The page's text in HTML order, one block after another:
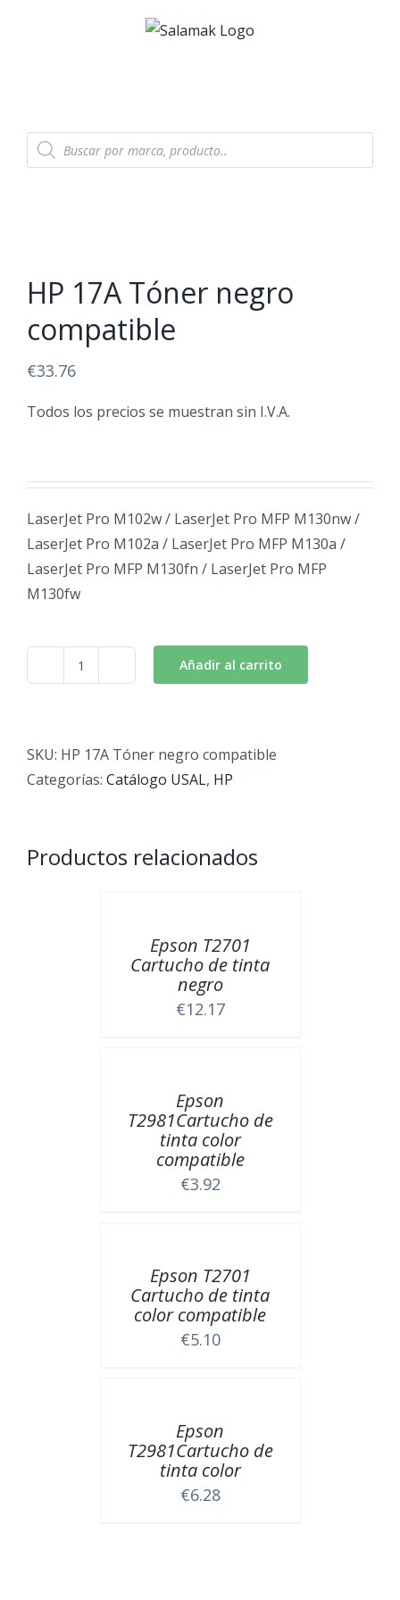
Products
search
HP 17A Tóner negro
compatible
€33.76
Todos los precios se muestran sin I.V.A.
LaserJet Pro M102w / LaserJet Pro MFP M130nw /
LaserJet Pro M102a / LaserJet Pro MFP M130a /
LaserJet Pro MFP M130fn / LaserJet Pro MFP
M130fw
HP
negro
compatible
Añadir al carrito
SKU: HP 17A Tóner negro compatible
Categorías: Catálogo USAL, HP
Productos relacionados
Epson T2701
Cartucho de tinta
negro
€12.17
Epson
T2981Cartucho de
tinta color
compatible
€3.92
Epson T2701
Cartucho de tinta
color compatible
€5.10
Epson
T2981Cartucho de
tinta color
€6.28